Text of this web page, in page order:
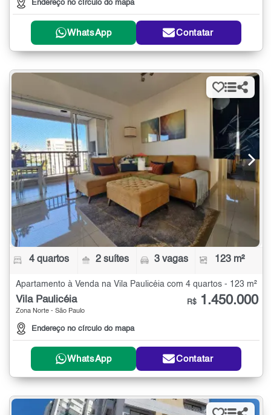
Endereço no círculo do mapa
WhatsApp Contatar
4 quartos 2 suítes 3 vagas 123 m²
Apartamento à Venda na Vila Paulicéia com 4 quartos - 123 m²
Vila Paulicéia
Zona Norte - São Paulo
Endereço no círculo do mapa
R$ 1.450.000
WhatsApp Contatar